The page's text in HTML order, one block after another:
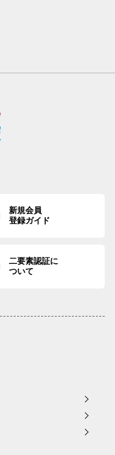
新規会員
登録ガイド
二要素認証に
ついて